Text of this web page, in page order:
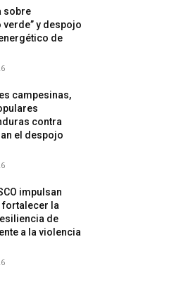
sobre
y despojo
de
campesinas,
contra
el despojo
impulsan
fortalecer la
de
a la violencia